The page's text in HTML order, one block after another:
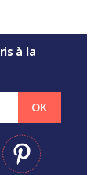
à la
OK